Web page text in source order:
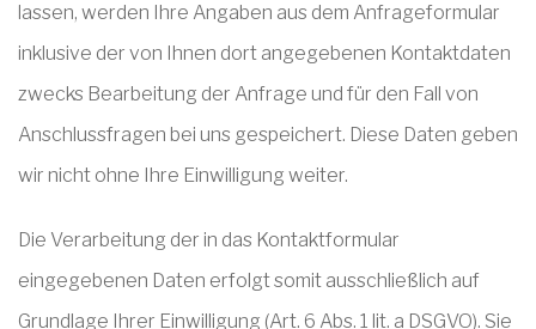
lassen, werden Ihre Angaben aus dem Anfrageformular
inklusive der von Ihnen dort angegebenen Kontaktdaten
zwecks Bearbeitung der Anfrage und für den Fall von
Anschlussfragen bei uns gespeichert. Diese Daten geben
wir nicht ohne Ihre Einwilligung weiter.
Die Verarbeitung der in das Kontaktformular
eingegebenen Daten erfolgt somit ausschließlich auf
Grundlage Ihrer Einwilligung (Art. 6 Abs. 1 lit. a DSGVO). Sie